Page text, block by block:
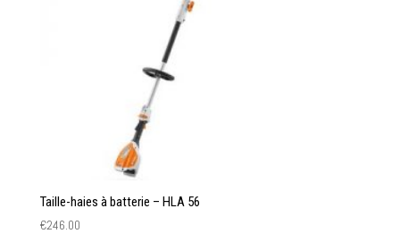
Taille-haies à batterie – HLA 56
€246.00